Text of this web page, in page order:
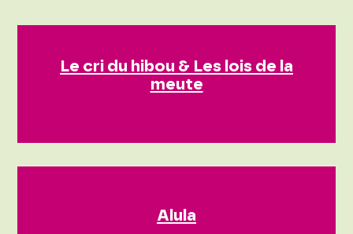
Le cri du hibou & Les lois de la
meute
Alula